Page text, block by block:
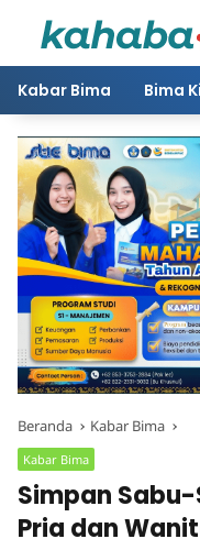
Kabar Bima Bima
Beranda Kabar Bima
Kabar Bima
Simpan
Pria dan